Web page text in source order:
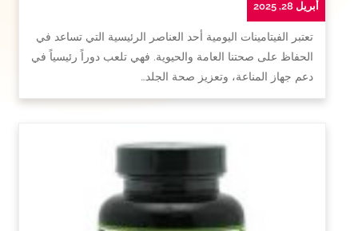
أبريل 28, 2025
تعتبر الفيتامينات اليومية أحد العناصر الرئيسية التي تساعد في
الحفاظ على صحتنا العامة والحيوية. فهي تلعب دوراً رئيسياً في
دعم جهاز المناعة، وتعزيز صحة الجلد…